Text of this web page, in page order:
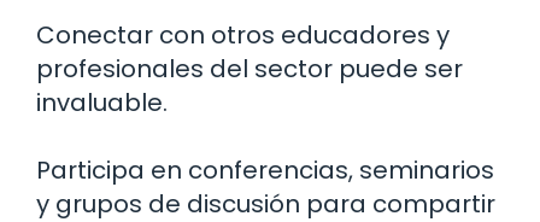
Conectar con otros educadores y
profesionales del sector puede ser
invaluable.
Participa en conferencias, seminarios
y grupos de discusión para compartir